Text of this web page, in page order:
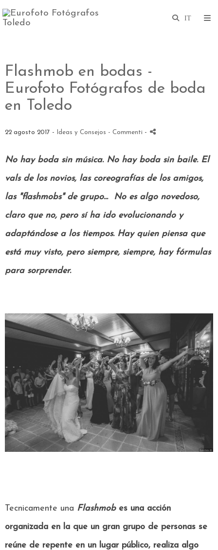
Flashmob en bodas -
Eurofoto Fotógrafos de boda
en Toledo
22 agosto 2017 - Ideas y Consejos - Commenti -
No hay boda sin música. No hay boda sin baile.El
vals de los novios, las coreografías de los amigos,
las "flashmobs" de grupo...
No es algo novedoso,
claro que no, pero sí ha ido evolucionando y
adaptándose a los tiempos. Hay quien piensa que
está muy visto, pero siempre, siempre, hay fórmulas
para sorprender.
Tecnicamente una Flashmob es una acción
organizada en la que un gran grupo de personas se
reúne de repente en un lugar público, realiza algo